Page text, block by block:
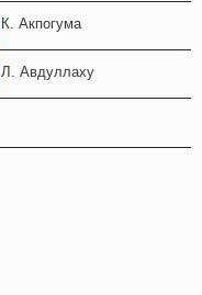
К. Акпогума
Л. Авдуллаху